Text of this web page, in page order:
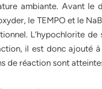
ambiante. Avant le
le TEMPO et le
L’hypochlorite de
il est donc ajouté
de réaction sont